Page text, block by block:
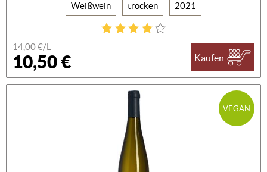
Weißwein trocken 2021
14,00 €/L
10,50 € Kaufen
VEGAN